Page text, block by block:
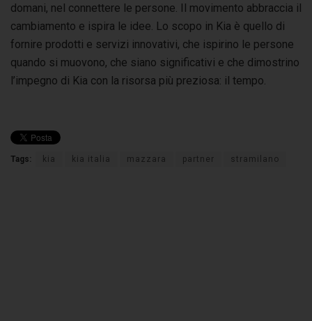
domani, nel connettere le persone. Il movimento abbraccia il
cambiamento e ispira le idee. Lo scopo in Kia è quello di
fornire prodotti e servizi innovativi, che ispirino le persone
quando si muovono, che siano significativi e che dimostrino
l’impegno di Kia con la risorsa più preziosa: il tempo.
Tags: kia kia italia mazzara partner stramilano